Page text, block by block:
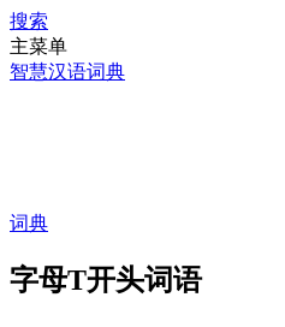
搜索
主菜单
智慧汉语词典
词典
字母T开头词语